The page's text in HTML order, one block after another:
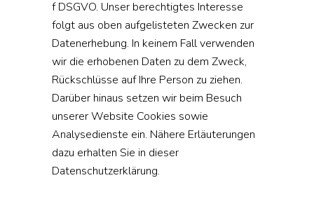
f DSGVO. Unser berechtigtes Interesse
folgt aus oben aufgelisteten Zwecken zur
Datenerhebung. In keinem Fall verwenden
wir die erhobenen Daten zu dem Zweck,
Rückschlüsse auf Ihre Person zu ziehen.
Darüber hinaus setzen wir beim Besuch
unserer Website Cookies sowie
Analysedienste ein. Nähere Erläuterungen
dazu erhalten Sie in dieser
Datenschutzerklärung.